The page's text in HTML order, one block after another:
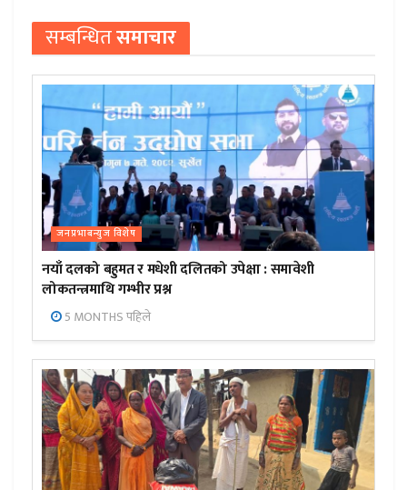
सम्बन्धितसमाचार
जनप्रभाबन्युज विशेष
नयाँ दलको बहुमत र मधेशी दलितको उपेक्षा : समावेशी
लोकतन्त्रमाथि गम्भीर प्रश्न
5 MONTHS पहिले